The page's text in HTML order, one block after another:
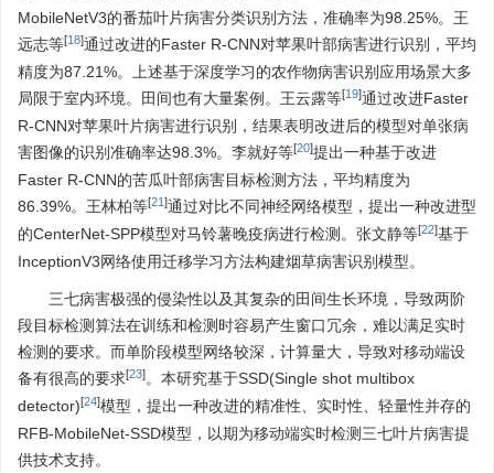
MobileNetV3的番茄叶片病害分类识别方法，准确率为98.25%。王
远志等[18]通过改进的Faster R-CNN对苹果叶部病害进行识别，平均
精度为87.21%。上述基于深度学习的农作物病害识别应用场景大多
局限于室内环境。田间也有大量案例。王云露等[19]通过改进Faster
R-CNN对苹果叶片病害进行识别，结果表明改进后的模型对单张病
害图像的识别准确率达98.3%。李就好等[20]提出一种基于改进
Faster R-CNN的苦瓜叶部病害目标检测方法，平均精度为
86.39%。王林柏等[21]通过对比不同神经网络模型，提出一种改进型
的CenterNet-SPP模型对马铃薯晚疫病进行检测。张文静等[22]基于
InceptionV3网络使用迁移学习方法构建烟草病害识别模型。
三七病害极强的侵染性以及其复杂的田间生长环境，导致两阶
段目标检测算法在训练和检测时容易产生窗口冗余，难以满足实时
检测的要求。而单阶段模型网络较深，计算量大，导致对移动端设
备有很高的要求[23]。本研究基于SSD(Single shot multibox
detector)[24]模型，提出一种改进的精准性、实时性、轻量性并存的
RFB-MobileNet-SSD模型，以期为移动端实时检测三七叶片病害提
供技术支持。